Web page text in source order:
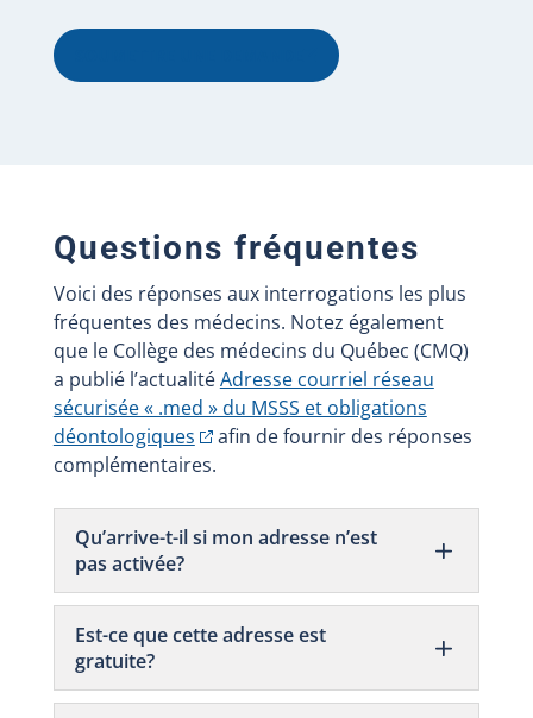
Questions fréquentes
Voici des réponses aux interrogations les plus
fréquentes des médecins. Notez également
que le Collège des médecins du Québec (CMQ)
a publié l’actualitéAdresse courriel réseau
sécurisée « .med » du MSSS et obligations
déontologiques
afin de fournir des réponses
complémentaires.
Qu’arrive-t-il si mon adresse n’est
pas activée?
Est-ce que cette adresse est
gratuite?